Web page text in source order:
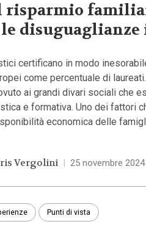
risparmio
le
certificano in modo
come percentuale di
ai grandi divari sociali che
e formativa. Uno dei fattori
economica delle
Vergolini 25 novembre 2024
Punti di vista